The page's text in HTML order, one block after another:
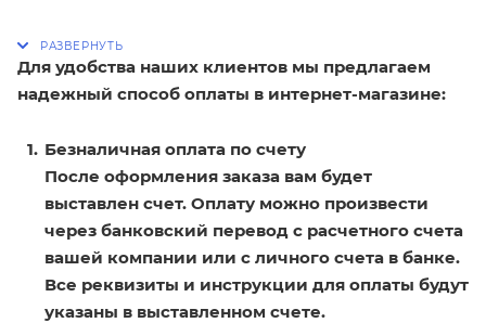
Для удобства наших клиентов мы предлагаем
надежный способ оплаты в интернет-магазине:
Безналичная оплата по счету
После оформления заказа вам будет
выставлен счет. Оплату можно произвести
через банковский перевод с расчетного счета
вашей компании или с личного счета в банке.
Все реквизиты и инструкции для оплаты будут
указаны в выставленном счете.